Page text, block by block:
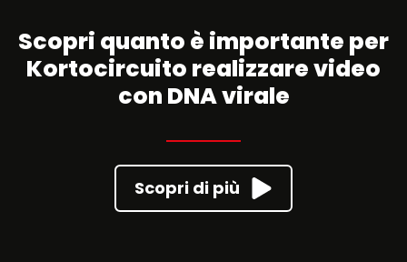
Scopri quanto è importante per
Kortocircuito realizzare video
con DNA virale
Scopri di più